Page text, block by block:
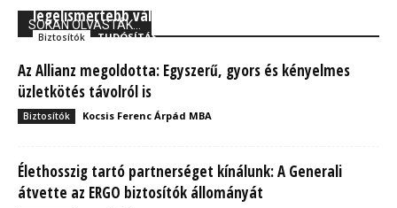
SOKAN OLVASTÁK...
legelismertebb vállalata között
Biztosítók TUDÓSÍTÁS
Az Allianz megoldotta: Egyszerű, gyors és kényelmes
üzletkötés távolról is
Biztosítók Kocsis Ferenc Árpád MBA
Élethosszig tartó partnerséget kínálunk: A Generali
átvette az ERGO biztosítók állományát